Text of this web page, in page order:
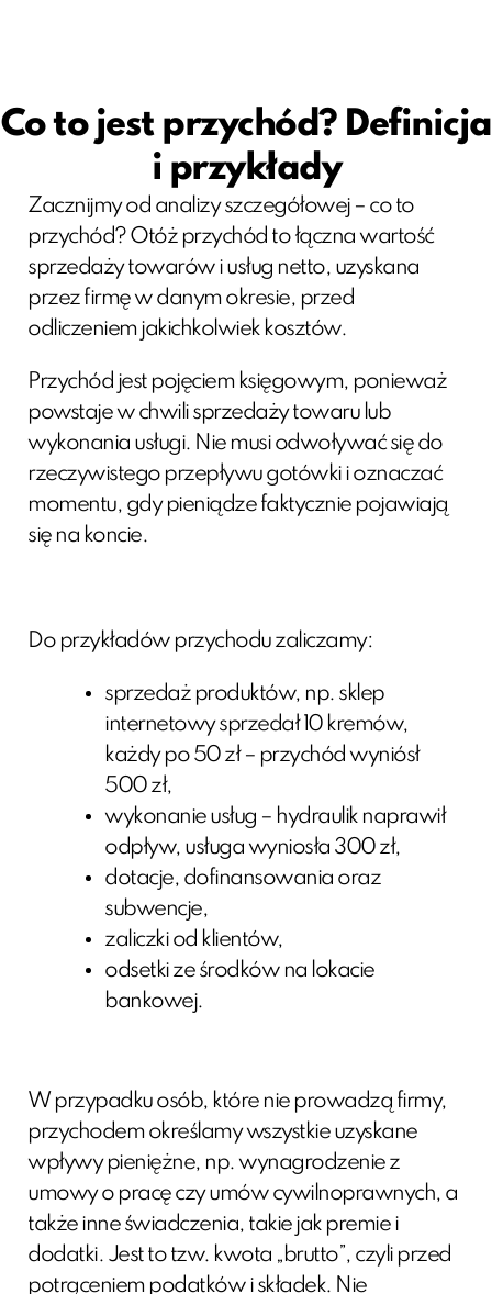
Co to jest przychód? Definicja
i przykłady
Zacznijmy od analizy szczegółowej – co to
przychód? Otóż przychód to łączna wartość
sprzedaży towarów i usług netto, uzyskana
przez firmę w danym okresie, przed
odliczeniem jakichkolwiek kosztów.
Przychód jest pojęciem księgowym, ponieważ
powstaje w chwili sprzedaży towaru lub
wykonania usługi. Nie musi odwoływać się do
rzeczywistego przepływu gotówki i oznaczać
momentu, gdy pieniądze faktycznie pojawiają
się na koncie.
Do przykładów przychodu zaliczamy:
sprzedaż produktów, np. sklep
internetowy sprzedał 10 kremów,
każdy po 50 zł – przychód wyniósł
500 zł,
wykonanie usług – hydraulik naprawił
odpływ, usługa wyniosła 300 zł,
dotacje, dofinansowania oraz
subwencje,
zaliczki od klientów,
odsetki ze środków na lokacie
bankowej.
W przypadku osób, które nie prowadzą firmy,
przychodem określamy wszystkie uzyskane
wpływy pieniężne, np. wynagrodzenie z
umowy o pracę czy umów cywilnoprawnych, a
także inne świadczenia, takie jak premie i
dodatki. Jest to tzw. kwota „brutto”, czyli przed
potrąceniem podatków i składek. Nie